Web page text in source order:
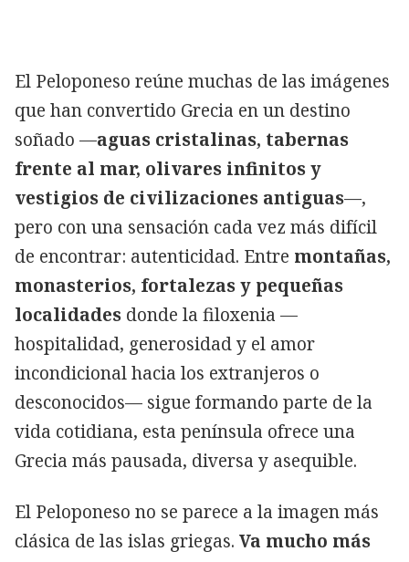
Copiar
El Peloponeso reúne muchas de las imágenes
que han convertido Grecia en un destino
soñado —aguas cristalinas, tabernas
frente al mar, olivares infinitos y
vestigios de civilizaciones antiguas—,
pero con una sensación cada vez más difícil
de encontrar: autenticidad. Entre montañas,
monasterios, fortalezas y pequeñas
localidades donde la filoxenia —
hospitalidad, generosidad y el amor
incondicional hacia los extranjeros o
desconocidos— sigue formando parte de la
vida cotidiana, esta península ofrece una
Grecia más pausada, diversa y asequible.
El Peloponeso no se parece a la imagen más
clásica de las islas griegas. Va mucho más